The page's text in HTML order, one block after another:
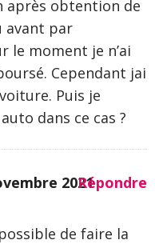
après obtention de
avant par
le moment je n’ai
Cependant jai
Puis je
dans ce cas ?
2021Répondre
de faire la